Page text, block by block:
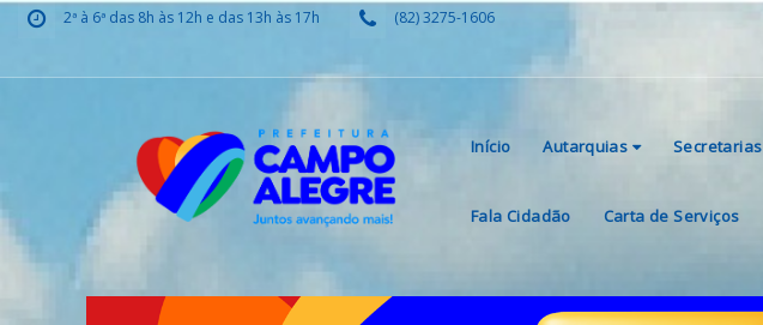
2ª à 6ª das 8h às 12h e das 13h às 17h (82) 3275-1606
Início Autarquias Secretarias
Fala Cidadão Carta de Serviços